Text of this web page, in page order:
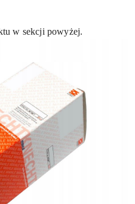
w sekcji powyżej.